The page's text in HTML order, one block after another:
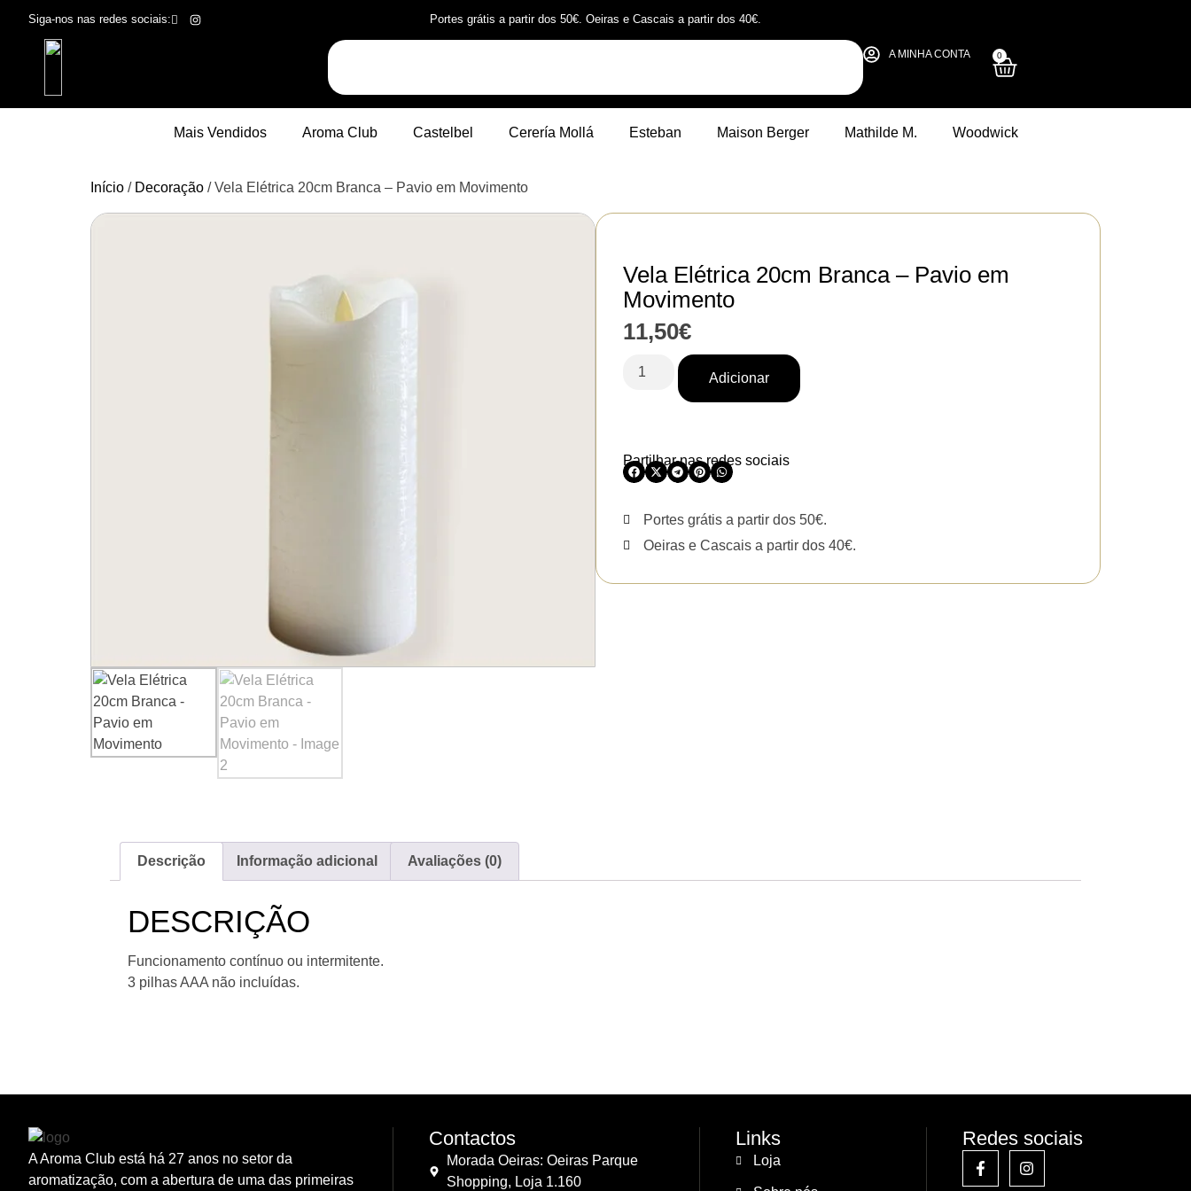
Siga-nos nas redes sociais: Portes grátis a partir dos 50€. Oeiras e Cascais a partir dos 40€.
A MINHA CONTA 0
Mais Vendidos Aroma Club Castelbel Cerería Mollá Esteban Maison Berger Mathilde M. Woodwick
Início / Decoração / Vela Elétrica 20cm Branca – Pavio em Movimento
Vela Elétrica 20cm Branca – Pavio em
Movimento
11,50€
Adicionar
Partilhar nas redes sociais
Portes grátis a partir dos 50€.
Oeiras e Cascais a partir dos 40€.
Descrição Informação adicional Avaliações (0)
DESCRIÇÃO
Funcionamento contínuo ou intermitente.
3 pilhas AAA não incluídas.
A Aroma Club está há 27 anos no setor da
aromatização, com a abertura de uma das primeiras
Contactos
Morada Oeiras: Oeiras Parque
Shopping, Loja 1.160
Links
Loja
Redes sociais